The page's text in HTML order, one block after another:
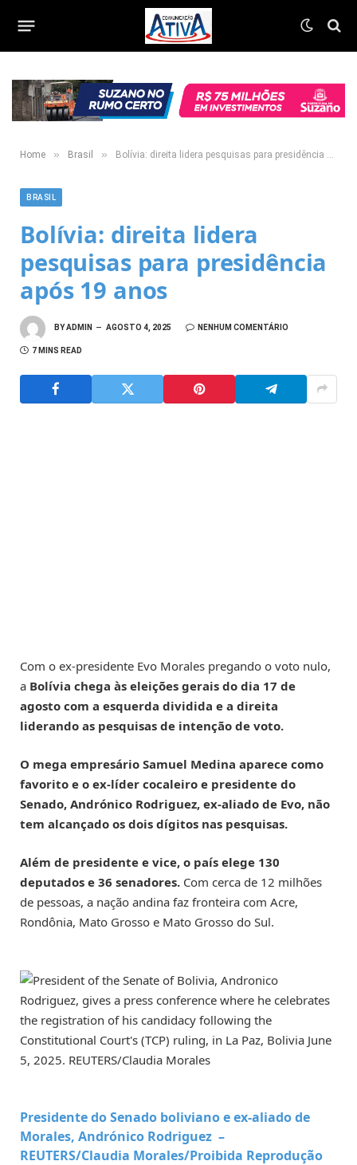
Home » Brasil » Bolívia: direita lidera pesquisas para presidência após 19 anos
BRASIL
Bolívia: direita lidera
pesquisas para presidência
após 19 anos
BYADMIN AGOSTO 4, 2025 NENHUM COMENTÁRIO
7 MINS READ
Com o ex-presidente Evo Morales pregando o voto nulo,
a Bolívia chega às eleições gerais do dia 17 de
agosto com a esquerda dividida e a direita
liderando as pesquisas de intenção de voto.
O mega empresário Samuel Medina aparece como
favorito e o ex-líder cocaleiro e presidente do
Senado, Andrónico Rodriguez, ex-aliado de Evo, não
tem alcançado os dois dígitos nas pesquisas.
Além de presidente e vice, o país elege 130
deputados e 36 senadores. Com cerca de 12 milhões
de pessoas, a nação andina faz fronteira com Acre,
Rondônia, Mato Grosso e Mato Grosso do Sul.
Presidente do Senado boliviano e ex-aliado de
Morales, Andrónico Rodriguez –
REUTERS/Claudia Morales/Proibida Reprodução